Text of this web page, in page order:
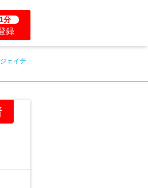
分
録
ェイテ